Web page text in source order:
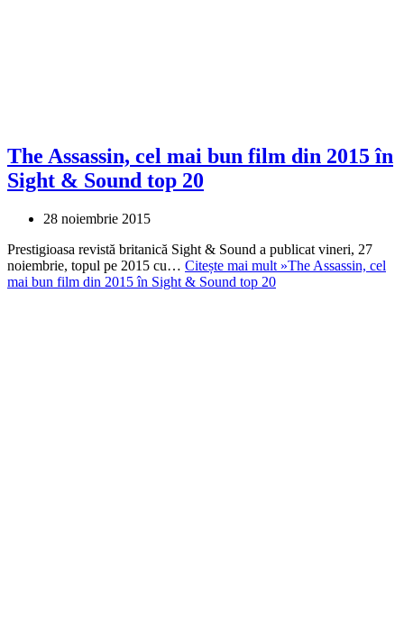
The Assassin, cel mai bun film din 2015 în
Sight & Sound top 20
28 noiembrie 2015
Prestigioasa revistă britanică Sight & Sound a publicat vineri, 27
noiembrie, topul pe 2015 cu… Citește mai mult »The Assassin, cel
mai bun film din 2015 în Sight & Sound top 20